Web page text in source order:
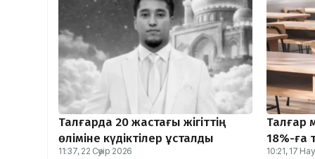
Талғарда 20 жастағы жігіттің
өліміне күдіктілер ұсталды
11:37, 22 Сәуір 2026
Талғар
18%-ға
10:21, 17